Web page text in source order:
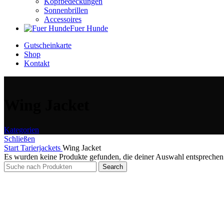
Sonnenbrillen
Accessoires
Fuer Hunde
Gutscheinkarte
Shop
Kontakt
Kategorien
Schließen
Start Tarierjackets Wing Jacket
Es wurden keine Produkte gefunden, die deiner Auswahl
Search